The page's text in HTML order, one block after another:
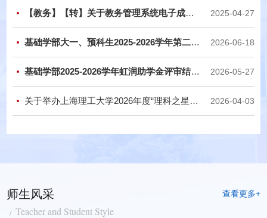
2025-04-27
【教务】【转】关于教务管理系统电子成绩单及电子证明功能上线的温馨提示
2026-06-18
基础学部大一、预科生2025-2026学年第二学期学生综合表现成绩公示
2026-05-27
基础学部2025-2026学年虹润助学金评审结果公示
2026-04-03
关于举办上海理工大学2026年度“理科之星”数学竞赛的通知
师生风采
Teacher and Student Style
查看更多+